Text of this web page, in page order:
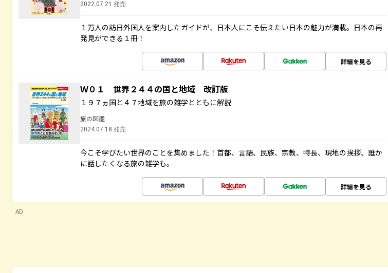
2022.07.21 発売
１万人の訪日外国人を案内したガイドが、日本人にこそ伝えたい日本の魅力が満載。日本の再
発見ができる１冊！
詳細を見る
Ｗ０１ 世界２４４の国と地域 改訂版
１９７ヵ国と４７地域を旅の雑学とともに解説
旅の図鑑
2024.07.18 発売
今こそ学びたい世界のことを集めました！首都、言語、民族、宗教、特長、現地の挨拶、誰か
に話したくなる旅の雑学も。
詳細を見る
AD